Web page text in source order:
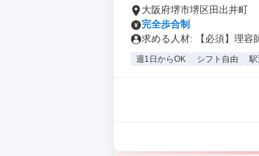
大阪府堺市堺区田出井町
完全歩合制
求める人材: 【必須】理
週1日からOK シフト自由 駅